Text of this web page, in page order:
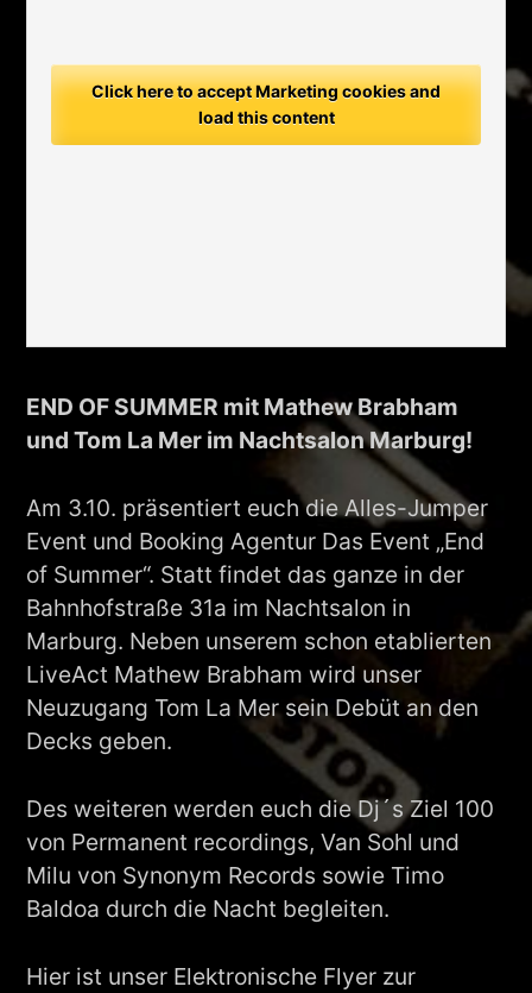
Click here to accept Marketing cookies and
load this content
END OF SUMMER mit Mathew Brabham
und Tom La Mer im Nachtsalon Marburg!
Am 3.10. präsentiert euch die Alles-Jumper
Event und Booking Agentur Das Event „End
of Summer“. Statt findet das ganze in der
Bahnhofstraße 31a im Nachtsalon in
Marburg. Neben unserem schon etablierten
LiveAct Mathew Brabham wird unser
Neuzugang Tom La Mer sein Debüt an den
Decks geben.
Des weiteren werden euch die Dj´s Ziel 100
von Permanent recordings, Van Sohl und
Milu von Synonym Records sowie Timo
Baldoa durch die Nacht begleiten.
Hier ist unser Elektronische Flyer zur